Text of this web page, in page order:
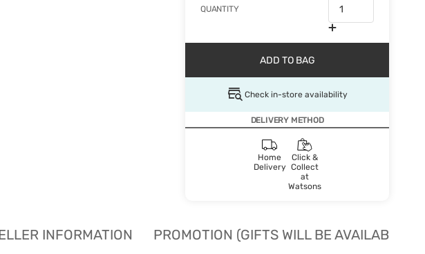
QUANTITY
ADD TO BAG
Check in-store availability
DELIVERY METHOD
Home
Delivery
Click &
Collect
at
Watsons
INFORMATION PROMOTION (GIFTS WILL BE AVAILABLE